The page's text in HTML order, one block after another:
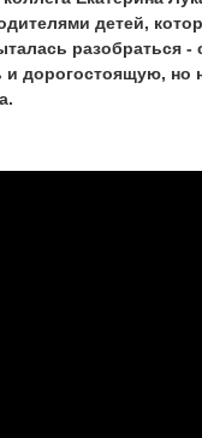
детей,
разобраться -
и дорогостоящую, но